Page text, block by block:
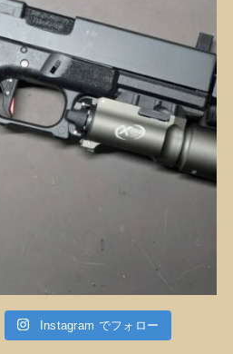
Instagram でフォロー